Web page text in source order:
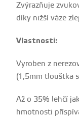
Zvýrazňuje
díky nižší váze
Vlastnosti:
Vyroben z
(1,5mm tlouštka
Až o 35% lehčí
hmotnosti